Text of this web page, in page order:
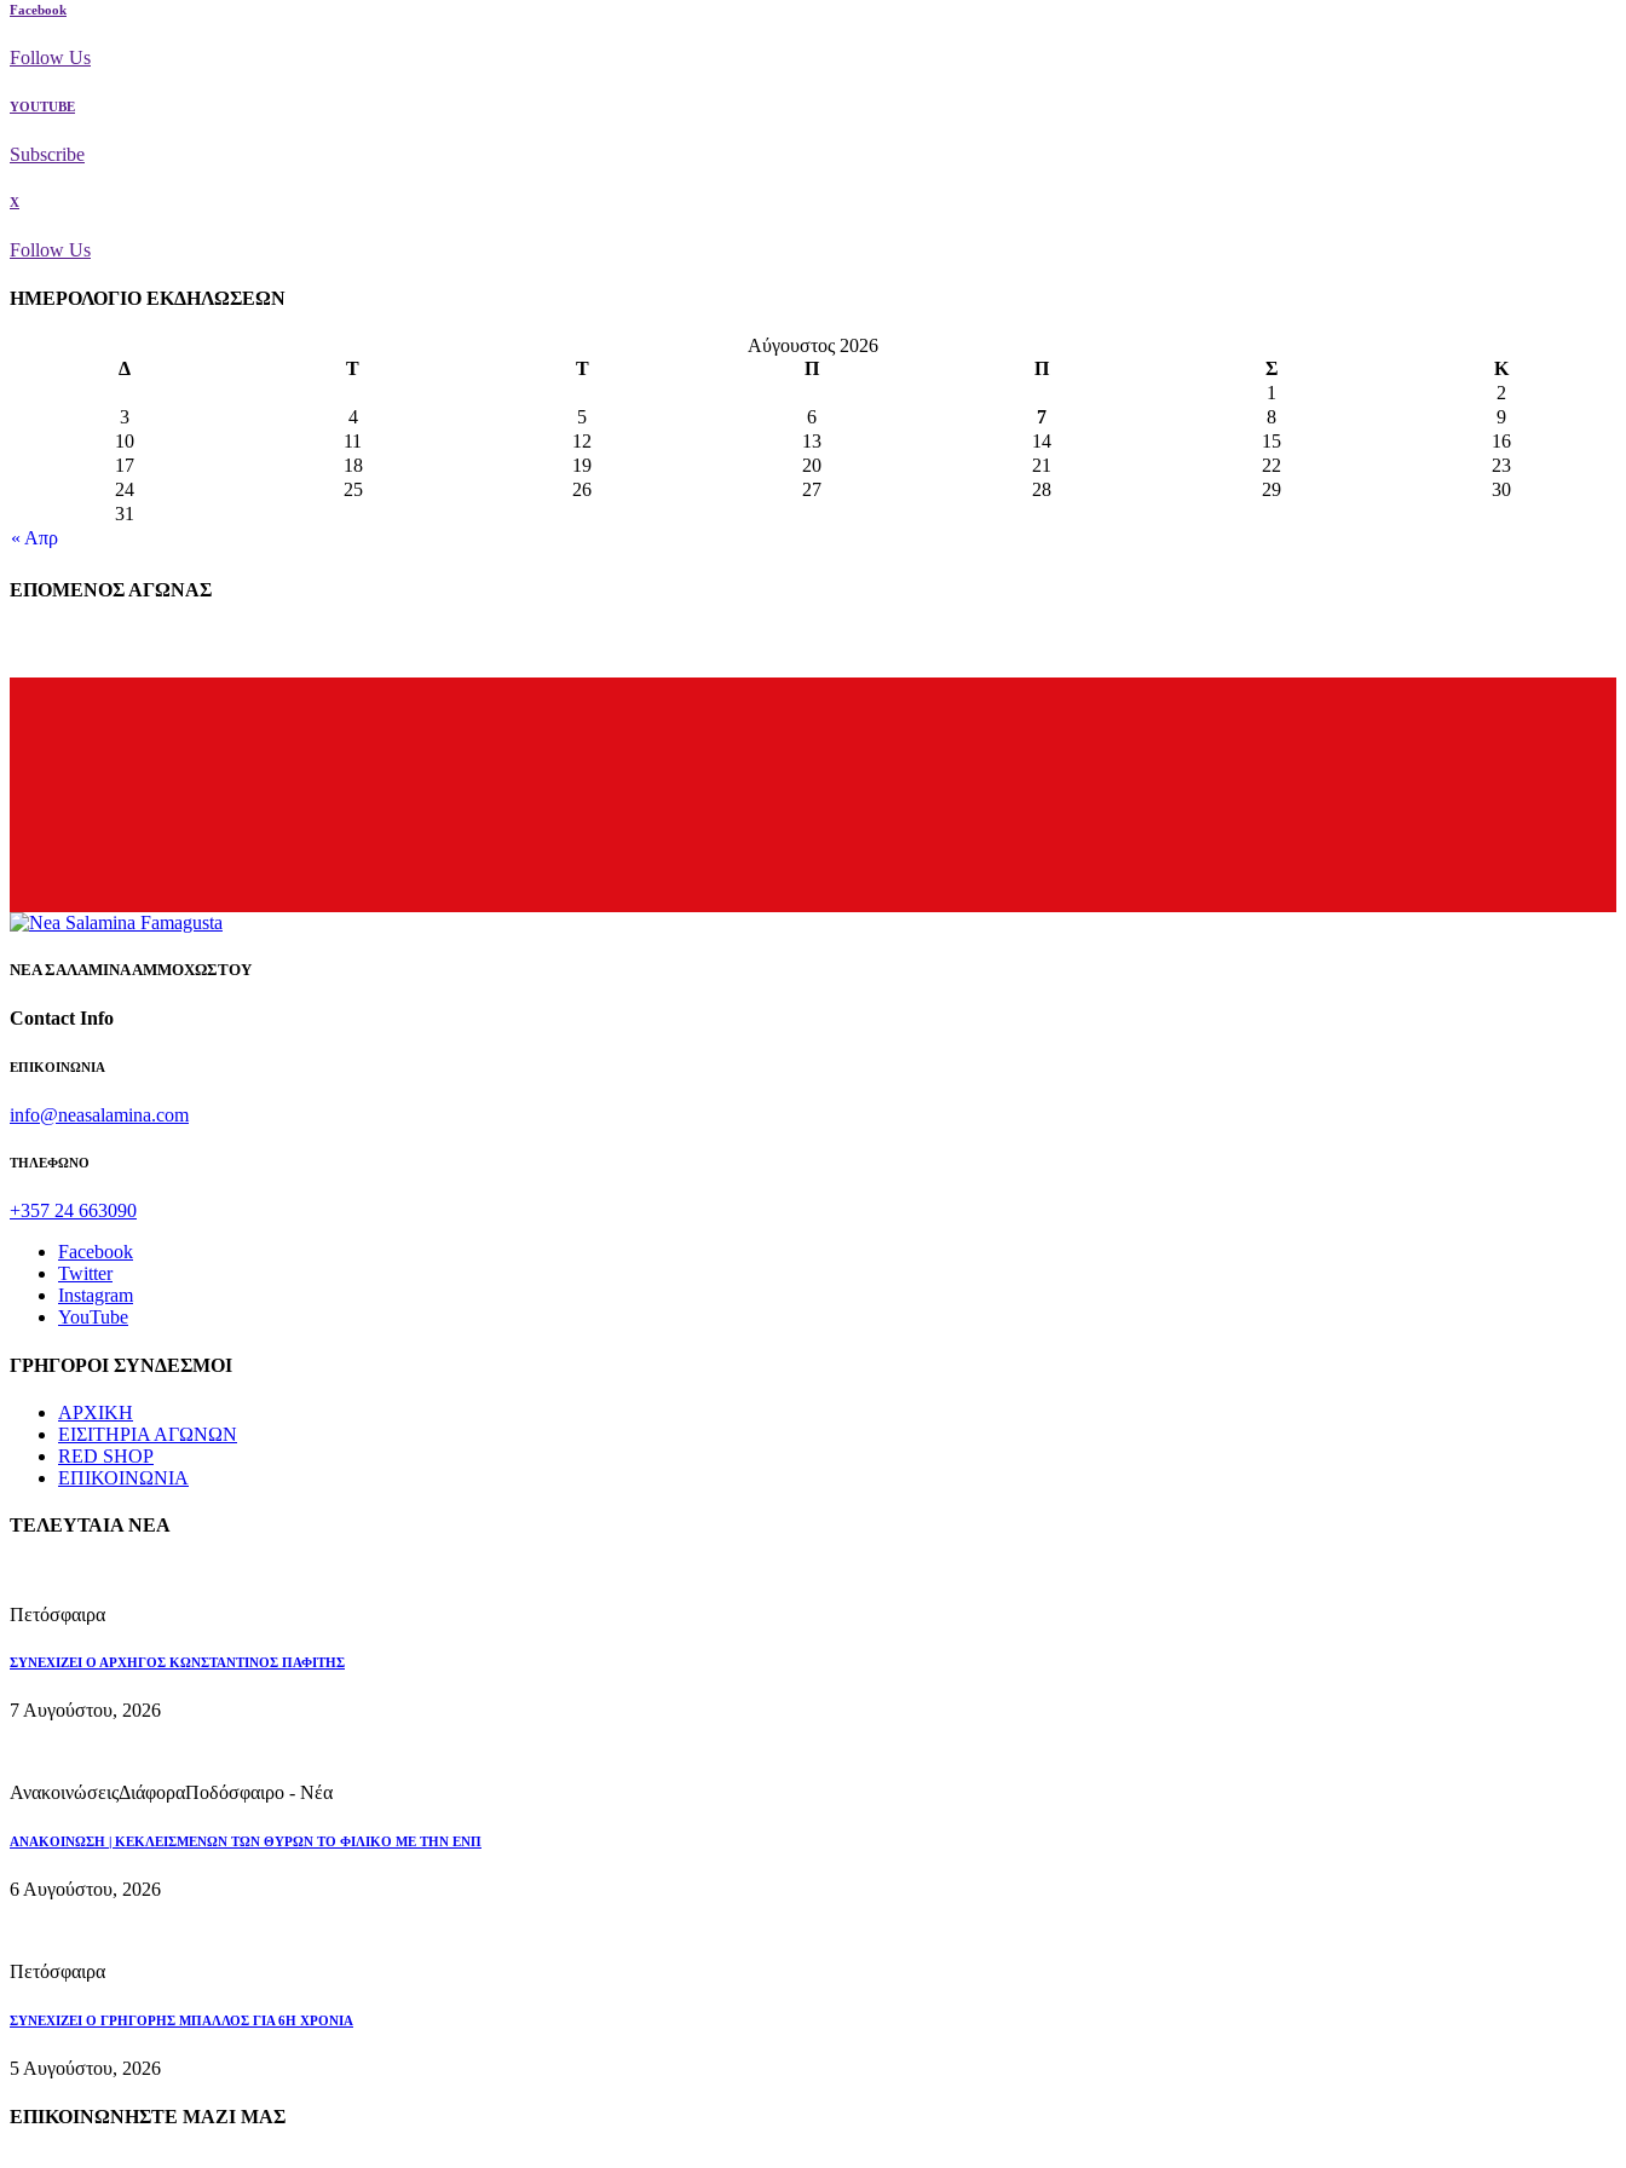
Facebook
Follow Us
YOUTUBE
Subscribe
X
Follow Us
ΗΜΕΡΟΛΟΓΙΟ ΕΚΔΗΛΩΣΕΩΝ
Αύγουστος 2026
Δ
Τ Τ Π Π Σ Κ
« Απρ
1
2
3
4 5 6 7 8
9
10
11 12 13 14 15
16
17
18 19 20 21 22
23
24
25 26 27 28 29
30
31
ΕΠΟΜΕΝΟΣ ΑΓΩΝΑΣ
ΝΕΑ ΣΑΛΑΜΙΝΑ ΑΜΜΟΧΩΣΤΟΥ
Contact Info
ΕΠΙΚΟΙΝΩΝΙΑ
info@neasalamina.com
ΤΗΛΕΦΩΝΟ
+357 24 663090
Facebook
Twitter
Instagram
YouTube
ΓΡΗΓΟΡΟΙ ΣΥΝΔΕΣΜΟΙ
ΑΡΧΙΚΗ
ΕΙΣΙΤΗΡΙΑ ΑΓΩΝΩΝ
RED SHOP
ΕΠΙΚΟΙΝΩΝΙΑ
ΤΕΛΕΥΤΑΙΑ ΝΕΑ
Πετόσφαιρα
ΣΥΝΕΧΙΖΕΙ Ο ΑΡΧΗΓΟΣ ΚΩΝΣΤΑΝΤΙΝΟΣ ΠΑΦΙΤΗΣ
7 Αυγούστου, 2026
ΑνακοινώσειςΔιάφοραΠοδόσφαιρο - Νέα
ΑΝΑΚΟΙΝΩΣΗ | ΚΕΚΛΕΙΣΜΕΝΩΝ ΤΩΝ ΘΥΡΩΝ ΤΟ ΦΙΛΙΚΟ ΜΕ ΤΗΝ ΕΝΠ
6 Αυγούστου, 2026
Πετόσφαιρα
ΣΥΝΕΧΙΖΕΙ Ο ΓΡΗΓΟΡΗΣ ΜΠΑΛΛΟΣ ΓΙΑ 6Η ΧΡΟΝΙΑ
5 Αυγούστου, 2026
ΕΠΙΚΟΙΝΩΝΗΣΤΕ ΜΑΖΙ ΜΑΣ